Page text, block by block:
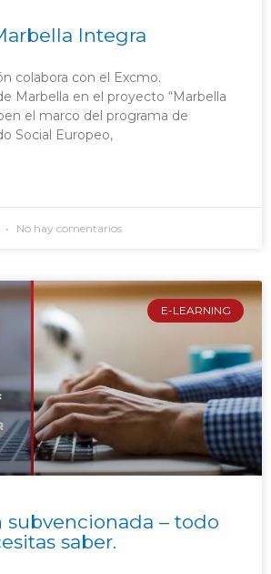
Integra
colabora con el Excmo.
Marbella en el proyecto “Marbella
el marco del programa de
Social Europeo,
No hay comentarios
E-LEARNING
subvencionada – todo
saber.